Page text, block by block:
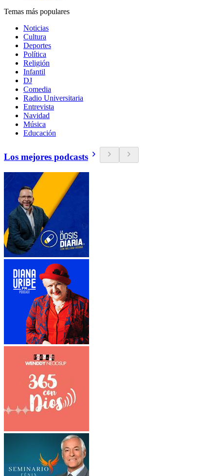
Temas más populares
Noticias
Cultura
Deportes
Política
Religión
Infantil
DJ
Comedia
Radio Universitaria
Entrevista
Navidad
Música
Educación
Los mejores podcasts